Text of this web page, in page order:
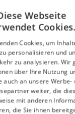
Funktionalität und
Webseite
Cookies.
Cookies, um
personalisieren und
zu analysieren. Wir
über Ihre Nutzung
auch an unsere Werbe-
weiter, die
mit anderen
die Sie ihnen